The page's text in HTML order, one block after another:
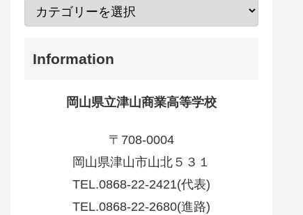
Information
岡山県立津山商業高等学校
〒708-0004
岡山県津山市山北５３１
TEL.0868-22-2421(代表)
TEL.0868-22-2680(進路)